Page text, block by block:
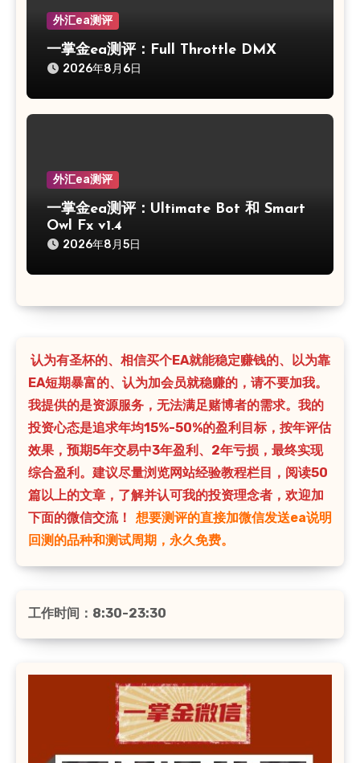
外汇ea测评
一掌金ea测评：Full Throttle DMX
2026年8月6日
外汇ea测评
一掌金ea测评：Ultimate Bot 和 Smart
Owl Fx v1.4
2026年8月5日
认为有圣杯的、相信买个EA就能稳定赚钱的、以为靠
EA短期暴富的、认为加会员就稳赚的，请不要加我。
我提供的是资源服务，无法满足赌博者的需求。我的
投资心态是追求年均15%-50%的盈利目标，按年评估
效果，预期5年交易中3年盈利、2年亏损，最终实现
综合盈利。建议尽量浏览网站经验教程栏目，阅读50
篇以上的文章，了解并认可我的投资理念者，欢迎加
下面的微信交流！
想要测评的直接加微信发送ea说明
回测的品种和测试周期，永久免费。
工作时间：8:30-23:30